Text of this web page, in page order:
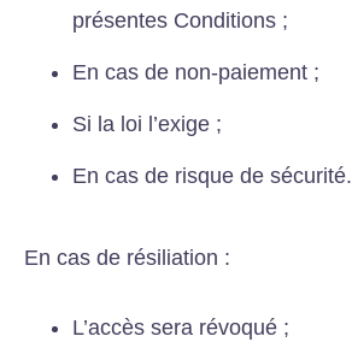
présentes Conditions ;
En cas de non-paiement ;
Si la loi l’exige ;
En cas de risque de sécurité.
En cas de résiliation :
L’accès sera révoqué ;